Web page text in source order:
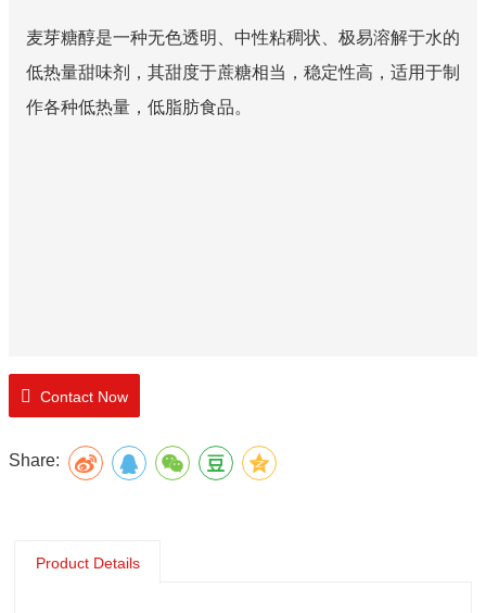
麦芽糖醇是一种无色透明、中性粘稠状、极易溶解于水的
低热量甜味剂，其甜度于蔗糖相当，稳定性高，适用于制
作各种低热量，低脂肪食品。
Contact Now
Share:
Product Details